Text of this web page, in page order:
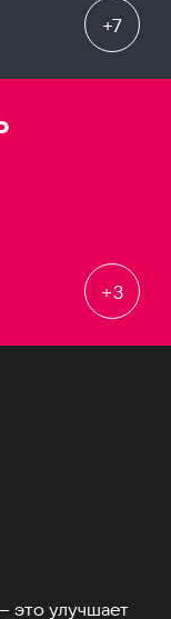
это улучшает
+7
+3